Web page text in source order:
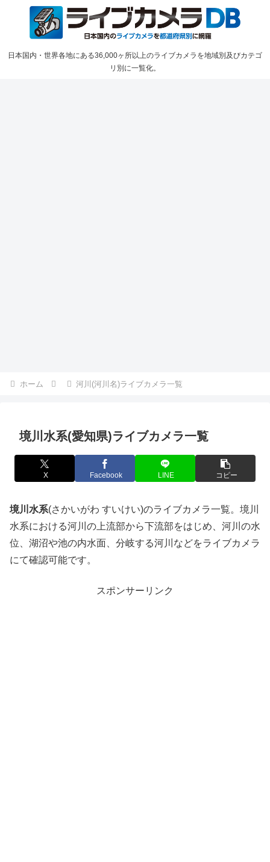
日本国内・世界各地にある36,000ヶ所以上のライブカメラを地域別及びカテゴ
リ別に一覧化。
ホーム 河川(河川名)ライブカメラ一覧
境川水系(愛知県)ライブカメラ一覧
X Facebook LINE コピー
境川水系(さかいがわ すいけい)のライブカメラ一覧。境川
水系における河川の上流部から下流部をはじめ、河川の水
位、湖沼や池の内水面、分岐する河川などをライブカメラ
にて確認可能です。
スポンサーリンク